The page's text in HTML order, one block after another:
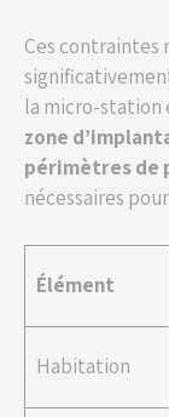
Ces
la micro-station
zone
périmètres de
nécessaires
Élément
Habitation